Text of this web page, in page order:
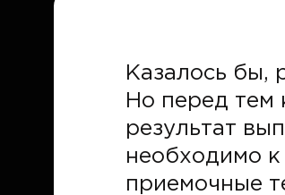
Казалось бы,
Но перед тем
результат
необходимо к
приемочные